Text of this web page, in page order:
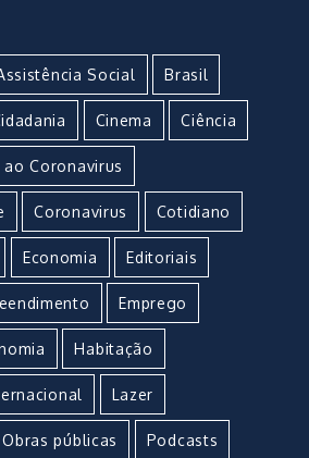
Social Brasil
Cinema Ciência
ao Coronavirus
Coronavirus Cotidiano
Economia Editoriais
Emprego
Habitação
Lazer
Obras públicas Podcasts